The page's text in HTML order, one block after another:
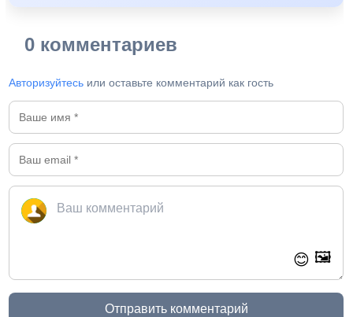
0 комментариев
Авторизуйтесь или оставьте комментарий как гость
😊 🖼️
Отправить комментарий